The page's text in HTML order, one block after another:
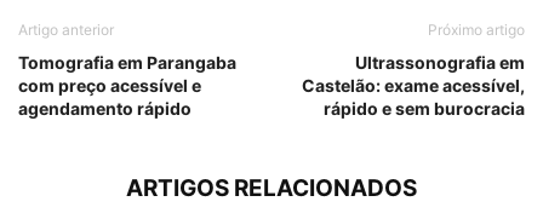
Artigo anterior
Tomografia em Parangaba
com preço acessível e
agendamento rápido
Próximo artigo
Ultrassonografia em
Castelão: exame acessível,
rápido e sem burocracia
ARTIGOS RELACIONADOS